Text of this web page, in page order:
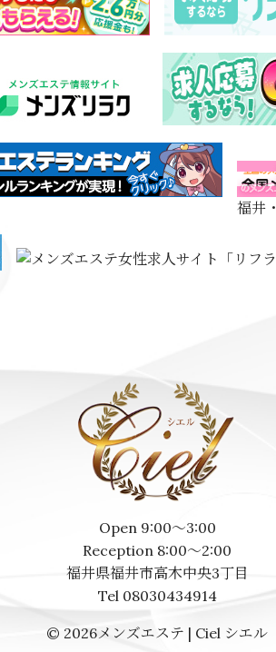
福井
Open 9:00～3:00
Reception 8:00～2:00
福井県福井市高木中央3丁目
Tel 08030434914
© 2026メンズエステ | Ciel シエル